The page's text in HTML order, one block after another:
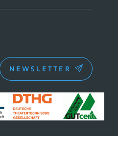
NEWSLETTER